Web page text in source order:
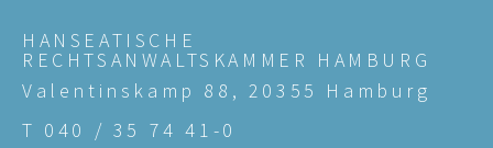
HANSEATISCHE
RECHTSANWALTSKAMMER HAMBURG
Valentinskamp 88, 20355 Hamburg
T 040 / 35 74 41-0